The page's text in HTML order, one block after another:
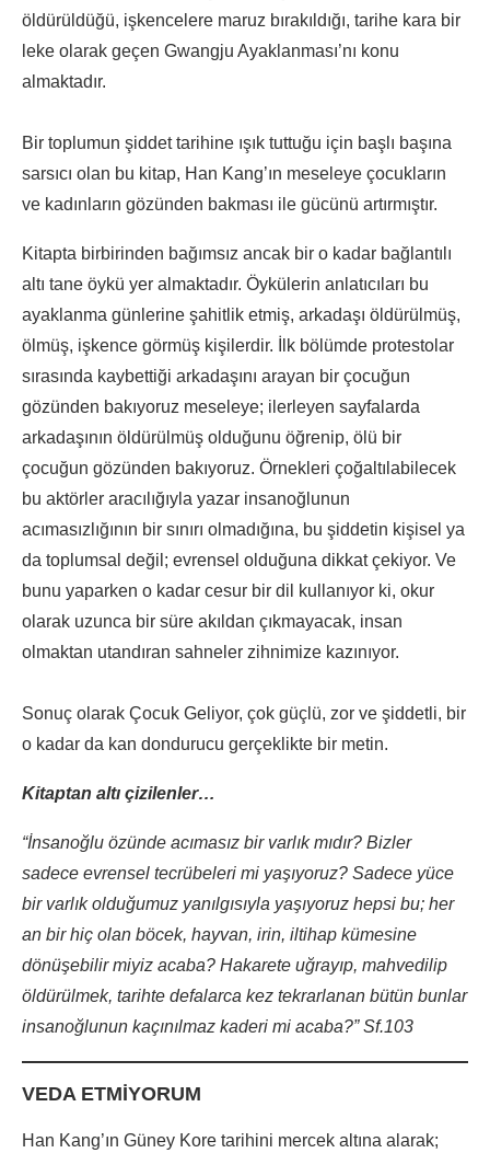
öldürüldüğü, işkencelere maruz bırakıldığı, tarihe kara bir
leke olarak geçen Gwangju Ayaklanması’nı konu
almaktadır.
Bir toplumun şiddet tarihine ışık tuttuğu için başlı başına
sarsıcı olan bu kitap, Han Kang’ın meseleye çocukların
ve kadınların gözünden bakması ile gücünü artırmıştır.
Kitapta birbirinden bağımsız ancak bir o kadar bağlantılı
altı tane öykü yer almaktadır. Öykülerin anlatıcıları bu
ayaklanma günlerine şahitlik etmiş, arkadaşı öldürülmüş,
ölmüş, işkence görmüş kişilerdir. İlk bölümde protestolar
sırasında kaybettiği arkadaşını arayan bir çocuğun
gözünden bakıyoruz meseleye; ilerleyen sayfalarda
arkadaşının öldürülmüş olduğunu öğrenip, ölü bir
çocuğun gözünden bakıyoruz. Örnekleri çoğaltılabilecek
bu aktörler aracılığıyla yazar insanoğlunun
acımasızlığının bir sınırı olmadığına, bu şiddetin kişisel ya
da toplumsal değil; evrensel olduğuna dikkat çekiyor. Ve
bunu yaparken o kadar cesur bir dil kullanıyor ki, okur
olarak uzunca bir süre akıldan çıkmayacak, insan
olmaktan utandıran sahneler zihnimize kazınıyor.
Sonuç olarak Çocuk Geliyor, çok güçlü, zor ve şiddetli, bir
o kadar da kan dondurucu gerçeklikte bir metin.
Kitaptan altı çizilenler…
“İnsanoğlu özünde acımasız bir varlık mıdır? Bizler
sadece evrensel tecrübeleri mi yaşıyoruz? Sadece yüce
bir varlık olduğumuz yanılgısıyla yaşıyoruz hepsi bu; her
an bir hiç olan böcek, hayvan, irin, iltihap kümesine
dönüşebilir miyiz acaba? Hakarete uğrayıp, mahvedilip
öldürülmek, tarihte defalarca kez tekrarlanan bütün bunlar
insanoğlunun kaçınılmaz kaderi mi acaba?” Sf.103
VEDA ETMİYORUM
Han Kang’ın Güney Kore tarihini mercek altına alarak;